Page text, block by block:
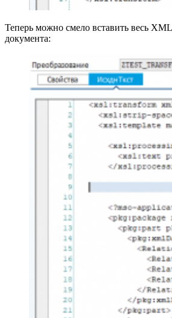
Теперь можно смело вставить весь
документа: